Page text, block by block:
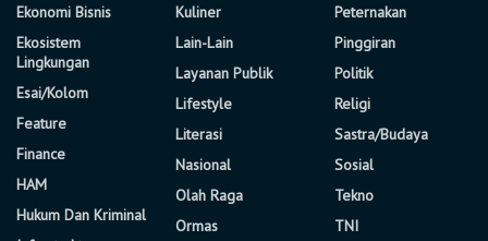
Ekonomi Bisnis
Ekosistem
Lingkungan
Esai/Kolom
Feature
Finance
HAM
Hukum Dan Kriminal
Kuliner
Lain-Lain
Layanan Publik
Lifestyle
Literasi
Nasional
Olah Raga
Ormas
Peternakan
Pinggiran
Politik
Religi
Sastra/Budaya
Sosial
Tekno
TNI